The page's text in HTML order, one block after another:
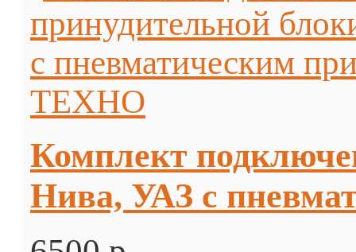
Комплект
Нива, УАЗ с